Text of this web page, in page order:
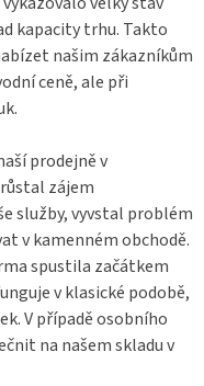
kapacity trhu. Takto
našim zákazníkům
ceně, ale při
prodejně v
zájem
služby, vyvstal problém
v kamenném obchodě.
spustila začátkem
v klasické podobě,
V případě osobního
na našem skladu v